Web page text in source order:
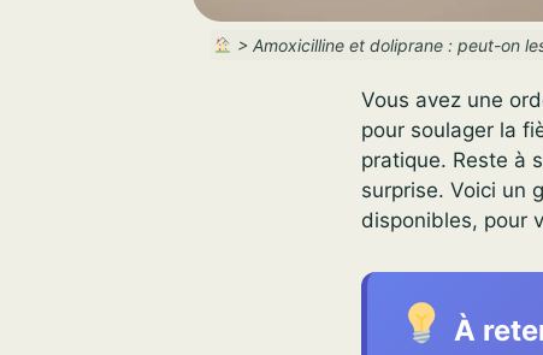
> Amoxicilline et doliprane : peut-on
Vous avez une
pour soulager la
pratique. Reste à
surprise. Voici un
disponibles, pour
À